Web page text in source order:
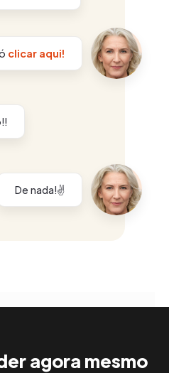
clicar aqui!
De nada!✌️
agora mesmo